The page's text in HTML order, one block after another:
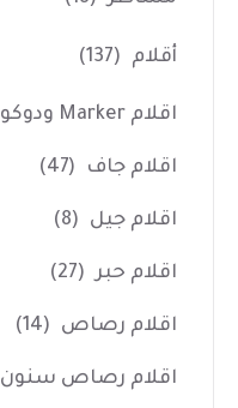
أقلام (137)
اقلام Marker ودوكو
اقلام جاف (47)
اقلام جيل (8)
اقلام حبر (27)
اقلام رصاص (14)
اقلام رصاص سنون